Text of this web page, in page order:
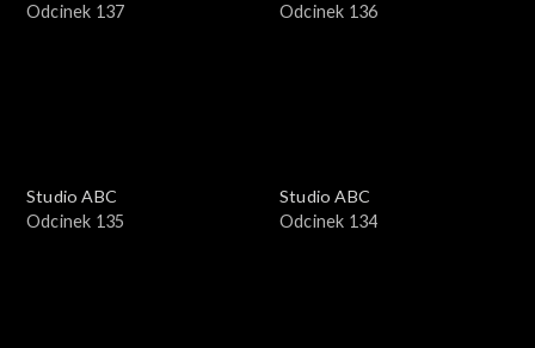
Odcinek 137
Odcinek 136
Studio ABC
Odcinek 135
Studio ABC
Odcinek 134